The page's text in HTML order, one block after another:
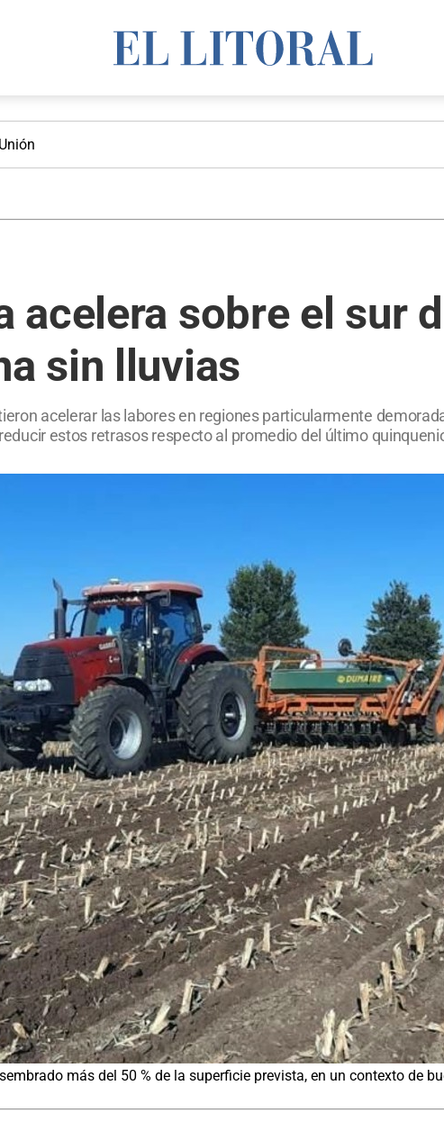
Unión
acelera sobre el sur
sin lluvias
acelerar las labores en regiones particularmente
estos retrasos respecto al promedio del último
más del 50 % de la superficie prevista, en un contexto de